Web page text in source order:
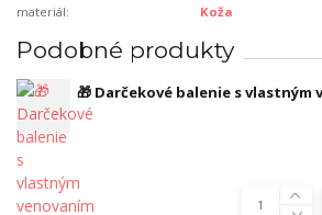
materiál:
Koža
Podobné produkty
🎁 Darčekové balenie s vlastným